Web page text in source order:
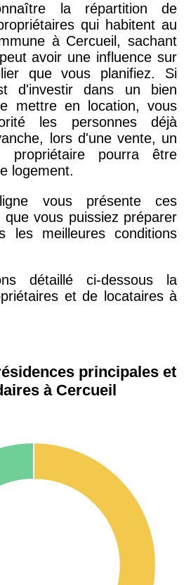
la répartition de
qui habitent au
à Cercueil, sachant
avoir une influence sur
que vous planifiez. Si
d'investir dans un bien
mettre en location, vous
les personnes déjà
lors d'une vente, un
propriétaire pourra être
logement.
vous présente ces
que vous puissiez préparer
les meilleures conditions
détaillé ci-dessous la
et de locataires à
principales et
à Cercueil